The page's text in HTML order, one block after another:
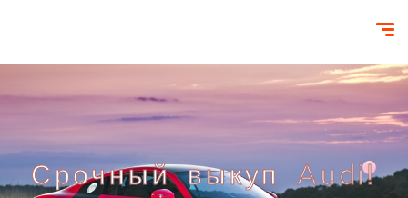
Срочный выкуп Audi!